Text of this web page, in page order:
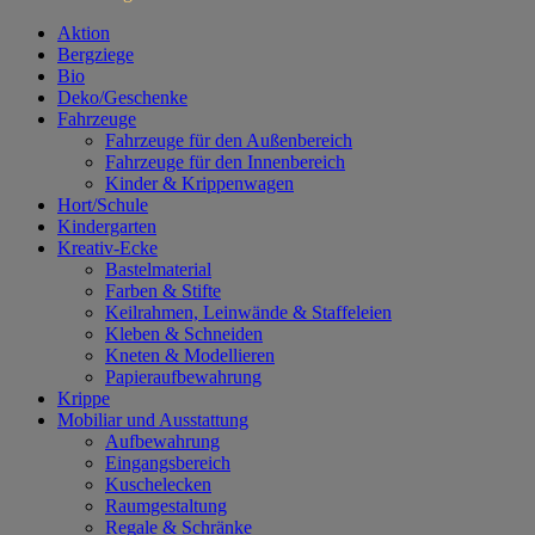
Aktion
Bergziege
Bio
Deko/Geschenke
Fahrzeuge
Fahrzeuge für den Außenbereich
Fahrzeuge für den Innenbereich
Kinder & Krippenwagen
Hort/Schule
Kindergarten
Kreativ-Ecke
Bastelmaterial
Farben & Stifte
Keilrahmen, Leinwände & Staffeleien
Kleben & Schneiden
Kneten & Modellieren
Papieraufbewahrung
Krippe
Mobiliar und Ausstattung
Aufbewahrung
Eingangsbereich
Kuschelecken
Raumgestaltung
Regale & Schränke